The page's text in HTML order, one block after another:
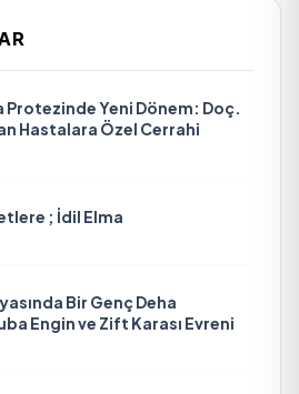
Protezinde Yeni Dönem: Doç.
Hastalara Özel Cerrahi
; İdil Elma
Bir Genç Deha
Engin ve Zift Karası Evreni